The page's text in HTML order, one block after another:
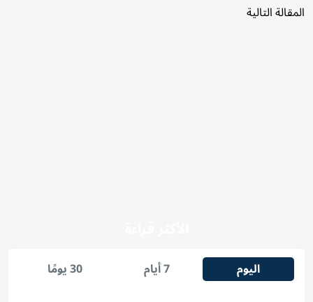
المقالة التالية
اليوم 7 أيام 30 يومًا